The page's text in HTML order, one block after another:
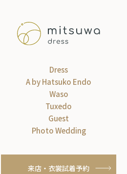
Dress
A by Hatsuko Endo
Waso
Tuxedo
Guest
Photo Wedding
来店・衣裳試着予約